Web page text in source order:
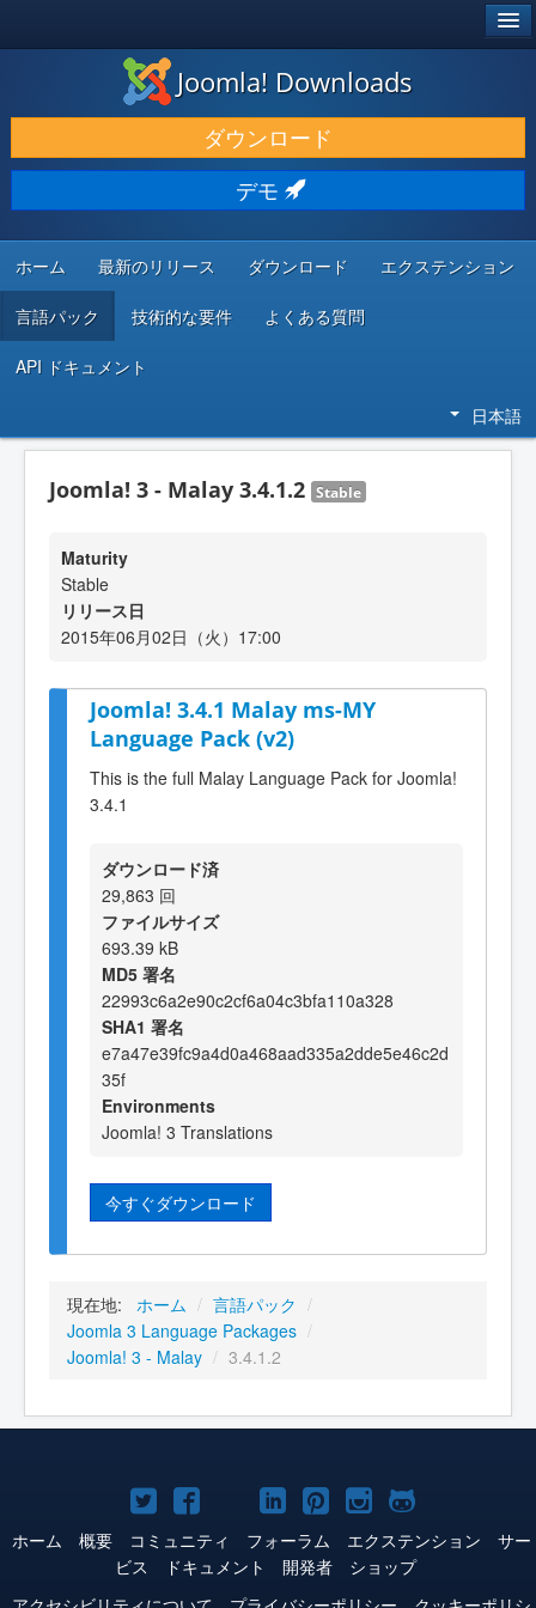
ダウンロードと機能拡張
発見と学び
コミュニティとサポート
開発者向けリソース
Joomla! Downloads
ダウンロード
デモ
ホーム 最新のリリース ダウンロード エクステンション
言語パック 技術的な要件 よくある質問
API ドキュメント
日本語
Joomla! 3 - Malay 3.4.1.2 Stable
Maturity
Stable
リリース日
2015年06月02日（火）17:00
Joomla! 3.4.1 Malay ms-MY
Language Pack (v2)
This is the full Malay Language Pack for Joomla!
3.4.1
ダウンロード済
29,863 回
ファイルサイズ
693.39 kB
MD5 署名
22993c6a2e90c2cf6a04c3bfa110a328
SHA1 署名
e7a47e39fc9a4d0a468aad335a2dde5e46c2d
35f
Environments
Joomla! 3 Translations
今すぐダウンロード
現在地: ホーム / 言語パック /
Joomla 3 Language Packages /
Joomla! 3 - Malay / 3.4.1.2
Joomla!
Twitter
Joomla!
Facebook
Joomla!
YouTube
Joomla!
LinkedIn
Joomla!
Pinterest
Joomla!
Instagram
Joomla!
GitHub
ホーム 概要 コミュニティ フォーラム エクステンション
サー
ビス
ドキュメント 開発者
ショップ